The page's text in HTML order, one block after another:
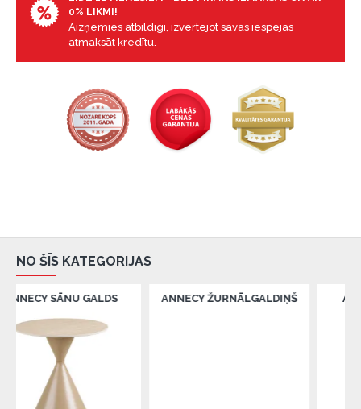
0% LIKMI!
Aizņemies atbildīgi, izvērtējot savas iespējas
atmaksāt kredītu.
NO ŠĪS KATEGORIJAS
GALDS ANNECY ŽURNĀLGALDIŅŠ ATHENS